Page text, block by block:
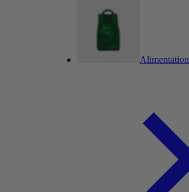
Alimentation